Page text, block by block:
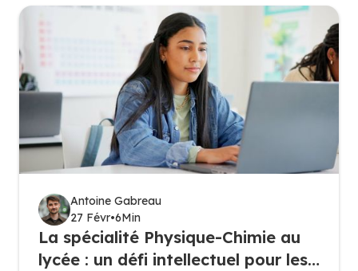
indispensable pour la suite".
Antoine Gabreau
27 Févr•6Min
La spécialité Physique-Chimie au
lycée : un défi intellectuel pour les